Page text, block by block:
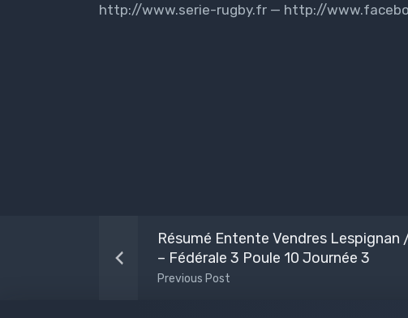
http://www.serie-rugby.fr — http://
Résumé Entente Vendres Lespignan
– Fédérale 3 Poule 10 Journée 3
Previous Post